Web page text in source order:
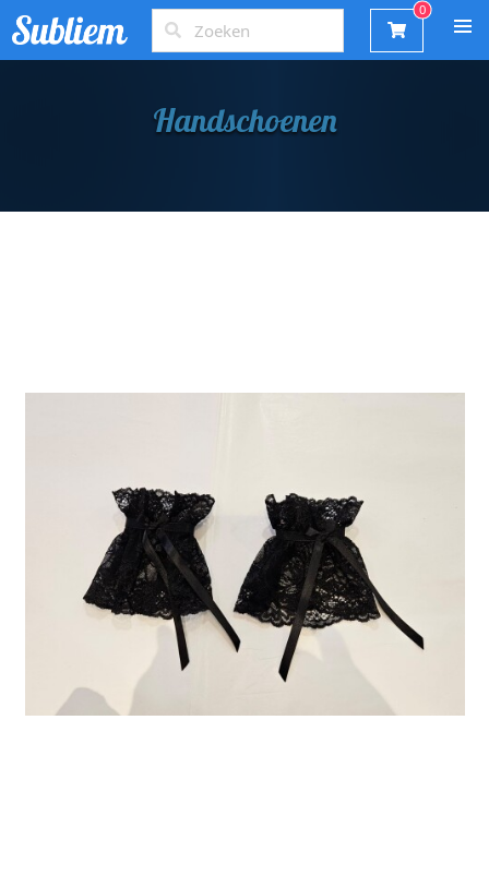
Handschoenen